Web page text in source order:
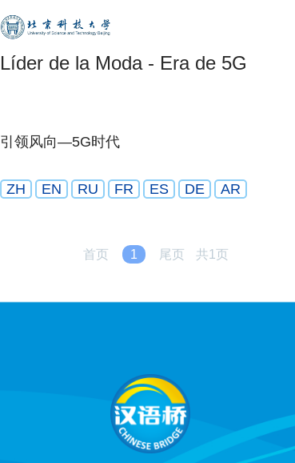
Líder de la Moda - Era de 5G
引领风向—5G时代
ZH EN RU FR ES DE AR
首页 1 尾页 共1页